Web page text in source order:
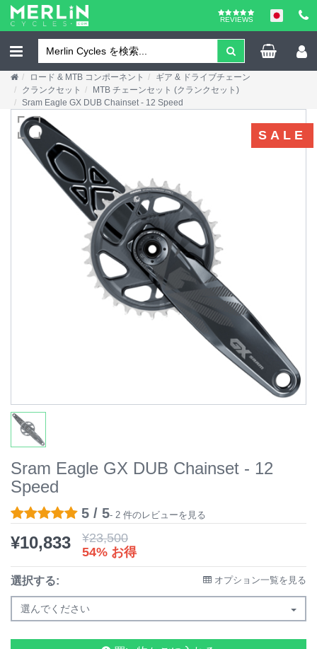
REVIEWS
ロード & MTB コンポーネント
ギア & ドライブチェーン
クランクセット
MTB チェーンセット (クランクセット)
Sram Eagle GX DUB Chainset - 12 Speed
SALE
Sram Eagle GX DUB Chainset - 12
Speed
5 / 5- 2 件のレビューを見る
¥10,833 ¥23,500
54% お得
選択する: オプション一覧を見る
選んでください